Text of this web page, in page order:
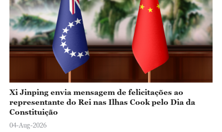
Xi Jinping envia mensagem de felicitações ao
representante do Rei nas Ilhas Cook pelo Dia da
Constituição
04-Aug-2026